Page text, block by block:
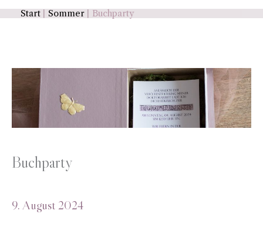
Start Sommer Buchparty
Buchparty
9. August 2024